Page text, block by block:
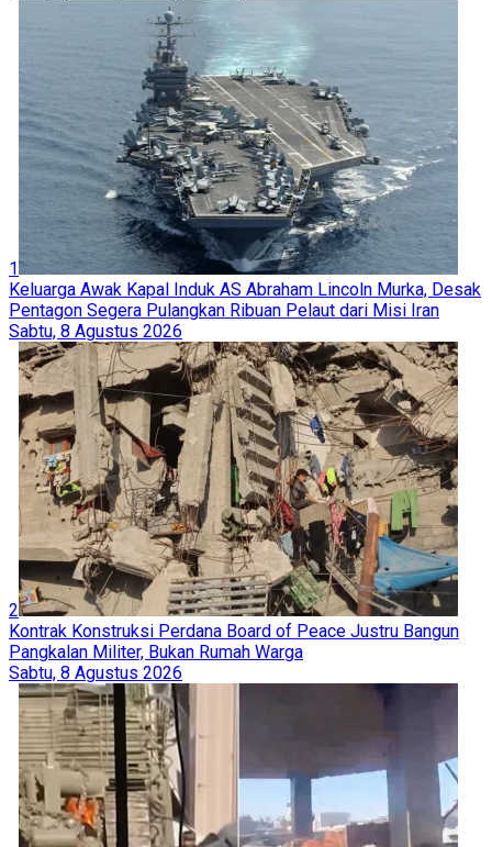
1
Keluarga Awak Kapal Induk AS Abraham Lincoln Murka, Desak
Pentagon Segera Pulangkan Ribuan Pelaut dari Misi Iran
Sabtu, 8 Agustus 2026
2
Kontrak Konstruksi Perdana Board of Peace Justru Bangun
Pangkalan Militer, Bukan Rumah Warga
Sabtu, 8 Agustus 2026